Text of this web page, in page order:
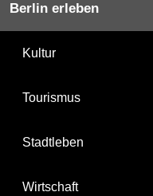
Berlin erleben
Kultur
Tourismus
Stadtleben
Wirtschaft